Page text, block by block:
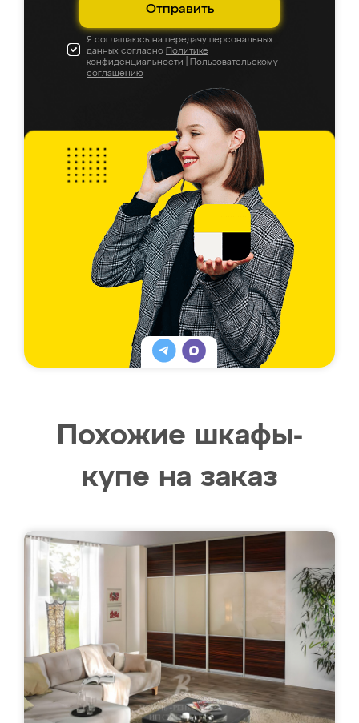
Отправить
Я соглашаюсь на передачу персональных
данных согласно Политике
конфиденциальности
Пользовательскому
соглашению
Похожие шкафы-
купе на заказ